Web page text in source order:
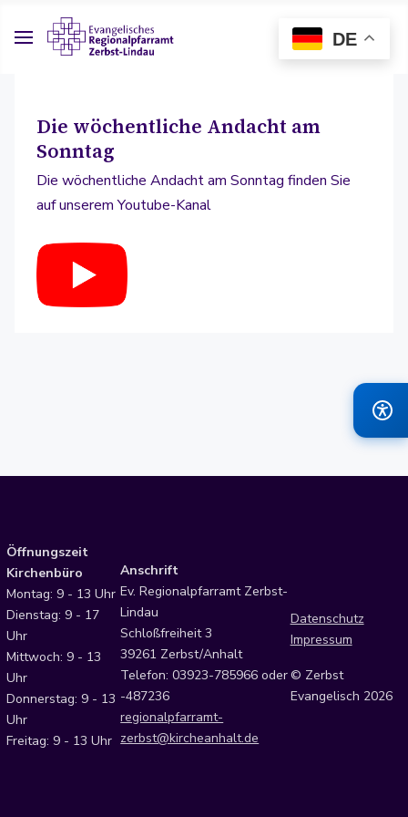
Die wöchentliche Andacht am
Sonntag
Die wöchentliche Andacht am Sonntag finden Sie
auf unserem Youtube-Kanal
Öffnungszeit
Kirchenbüro
Montag: 9 - 13 Uhr
Dienstag: 9 - 17
Uhr
Mittwoch: 9 - 13
Uhr
Donnerstag: 9 - 13
Uhr
Freitag: 9 - 13 Uhr
DE
Anschrift
Ev. Regionalpfarramt Zerbst-
Lindau
Schloßfreiheit 3
39261 Zerbst/Anhalt
Telefon: 03923-785966 oder
-487236
regionalpfarramt-
zerbst@kircheanhalt.de
Datenschutz
Impressum
© Zerbst
Evangelisch 2026